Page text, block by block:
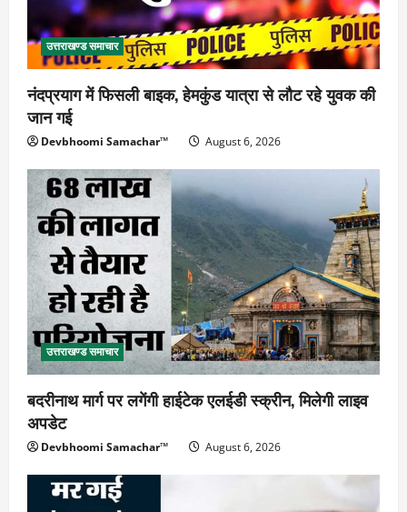
उत्तराखण्ड समाचार
नंदप्रयाग में फिसली बाइक, हेमकुंड यात्रा से लौट रहे युवक की
जान गई
Devbhoomi Samachar™ August 6, 2026
उत्तराखण्ड समाचार
बदरीनाथ मार्ग पर लगेंगी हाईटेक एलईडी स्क्रीन, मिलेगी लाइव
अपडेट
Devbhoomi Samachar™ August 6, 2026